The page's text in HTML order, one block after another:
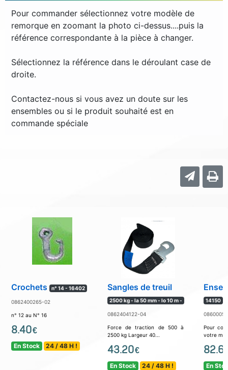
Pour commander sélectionnez votre modèle de
remorque en zoomant la photo ci-dessus....puis la
référence correspondante à la pièce à changer.
Sélectionnez la référence dans le déroulant case de
droite.
Contactez-nous si vous avez un doute sur les
ensembles ou si le produit souhaité est en
commande spéciale
Crochets n° 14 - 16402
0862400265-02
n° 12 au N° 16
8.40€
En Stock 24 / 48 H !
Sangles de treuil
2500 kg - la 50 mm - lo 10 m -
0862404122-04
Force de traction de 500 à
2500 kg Largeur 40...
43.20€
En Stock 24 / 48 H !
14150
Pour
votre
En